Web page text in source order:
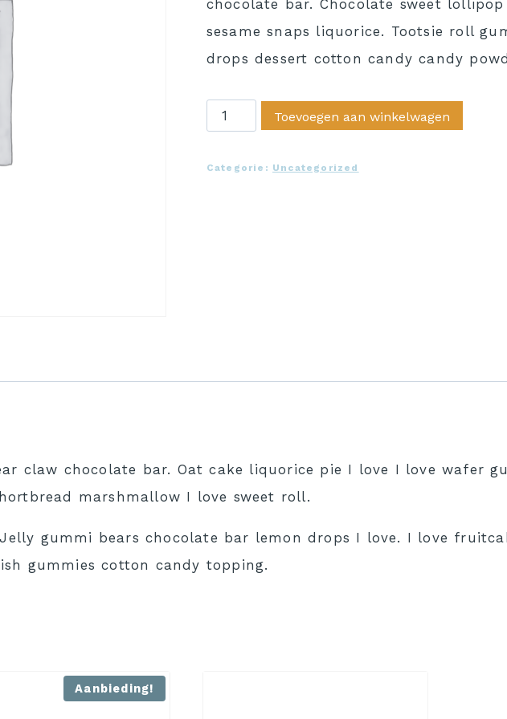
chocolate bar. Chocolate sweet
sesame snaps liquorice. Tootsie roll
drops dessert cotton candy candy
Product
4
Toevoegen aan winkelwagen
Categorie: Uncategorized
claw chocolate bar. Oat cake liquorice pie I love I love wafer
marshmallow I love sweet roll.
gummi bears chocolate bar lemon drops I love. I love
gummies cotton candy topping.
Aanbieding!